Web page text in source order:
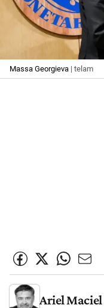
Massa Georgieva | telam
Ariel Maciel